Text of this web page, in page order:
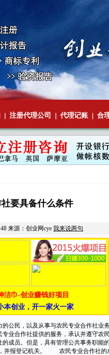
注册代理公司 代理记账｜ 合
要具备什么条件
来源：创业网cye 我来说两句
公民，以及从事与农民专业合作社业
业合作社提供的服务，承认并遵守农
成员。但是，具有管理公共事务职能
并报登记机关。 农民专业合作社的